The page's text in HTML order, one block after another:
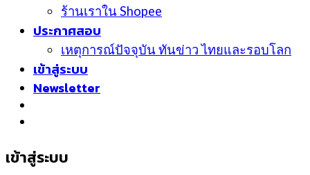
ร้านเราใน Shopee
ประกาศสอบ
เหตุการณ์ปัจจุบัน ทันข่าว ไทยและรอบโลก
เข้าสู่ระบบ
Newsletter
เข้าสู่ระบบ